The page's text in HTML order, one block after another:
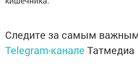
Следите за самым
Telegram-канале Татмедиа